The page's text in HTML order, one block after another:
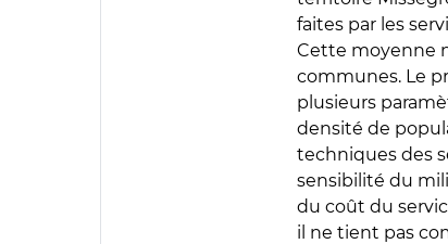
faites par les
Cette moyenne
communes. Le
plusieurs
densité de
techniques des
sensibilité du
du coût du
il ne tient pas